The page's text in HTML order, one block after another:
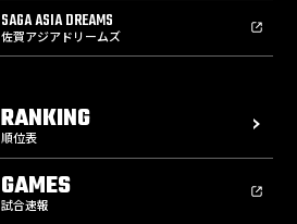
SAGA ASIA DREAMS
佐賀アジアドリームズ
RANKING
順位表
GAMES
試合速報